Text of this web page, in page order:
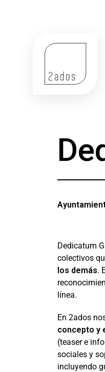
Dedicatum
colectivos
los demás.
línea.
En 2ados
concepto y
(teaser e
sociales y
incluyendo